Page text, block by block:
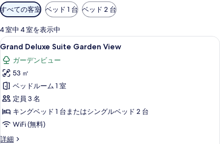
利
用
可
能
な
客
室
の
絞
り
込
み
条
すべての客室 ベッド 1 台 ベッド 2 台
4 室中 4 室を表示中
Grand
Deluxe
Suite
Garden
View
の
す
べ
て
Grand Deluxe Suite Garden View |
6
Grand Deluxe Suite Garden View
ガーデンビュー
53 ㎡
ベッドルーム 1 室
定員 3 名
キングベッド 1 台またはシングルベッド 2 台
WiFi (無料)
詳細
Grand